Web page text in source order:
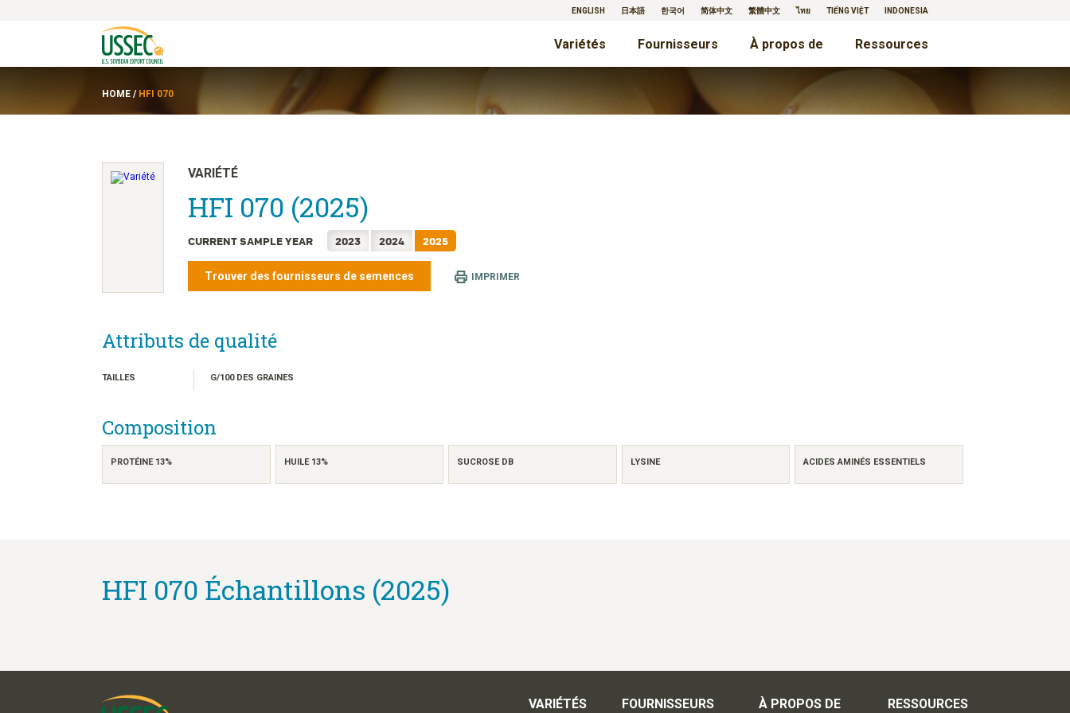
ENGLISH 日本語 한국어 简体中文 繁體中文 ไทย TIẾNG VIỆT INDONESIA
Variétés Fournisseurs À propos de Ressources
HOME / HFI 070
VARIÉTÉ
HFI 070 (2025)
CURRENT SAMPLE YEAR 2023 2024 2025
Trouver des fournisseurs de semences IMPRIMER
Attributs de qualité
TAILLES G/100 DES GRAINES
Composition
PROTÉINE 13% HUILE 13% SUCROSE DB LYSINE ACIDES AMINÉS ESSENTIELS
HFI 070 Échantillons (2025)
VARIÉTÉS FOURNISSEURS À PROPOS DE RESSOURCES